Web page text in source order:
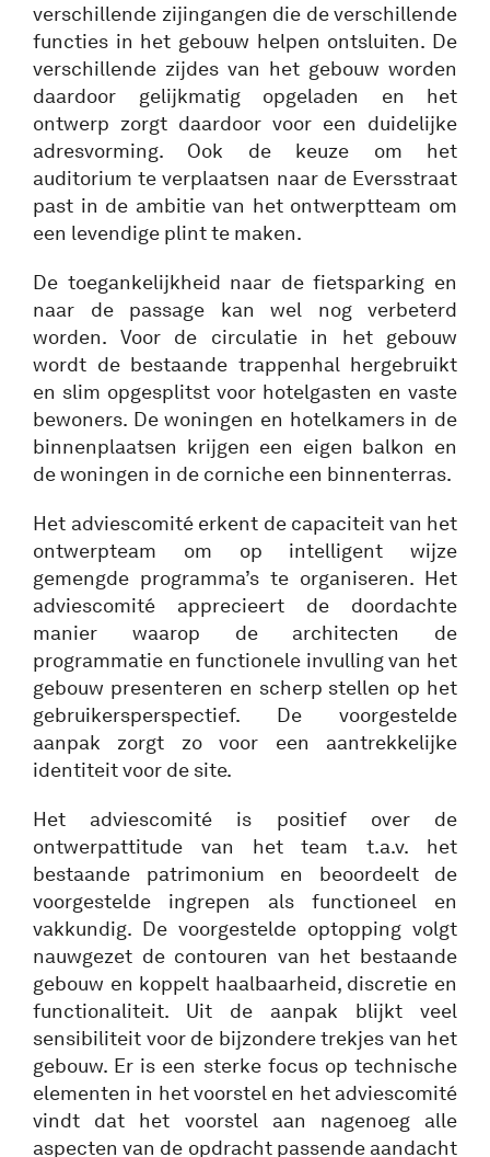
verschillende zijingangen die de verschillende
functies in het gebouw helpen ontsluiten. De
verschillende zijdes van het gebouw worden
daardoor gelijkmatig opgeladen en het
ontwerp zorgt daardoor voor een duidelijke
adresvorming. Ook de keuze om het
auditorium te verplaatsen naar de Eversstraat
past in de ambitie van het ontwerptteam om
een levendige plint te maken.
De toegankelijkheid naar de fietsparking en
naar de passage kan wel nog verbeterd
worden. Voor de circulatie in het gebouw
wordt de bestaande trappenhal hergebruikt
en slim opgesplitst voor hotelgasten en vaste
bewoners. De woningen en hotelkamers in de
binnenplaatsen krijgen een eigen balkon en
de woningen in de corniche een binnenterras.
Het adviescomité erkent de capaciteit van het
ontwerpteam om op intelligent wijze
gemengde programma’s te organiseren. Het
adviescomité apprecieert de doordachte
manier waarop de architecten de
programmatie en functionele invulling van het
gebouw presenteren en scherp stellen op het
gebruikersperspectief. De voorgestelde
aanpak zorgt zo voor een aantrekkelijke
identiteit voor de site.
Het adviescomité is positief over de
ontwerpattitude van het team t.a.v. het
bestaande patrimonium en beoordeelt de
voorgestelde ingrepen als functioneel en
vakkundig. De voorgestelde optopping volgt
nauwgezet de contouren van het bestaande
gebouw en koppelt haalbaarheid, discretie en
functionaliteit. Uit de aanpak blijkt veel
sensibiliteit voor de bijzondere trekjes van het
gebouw. Er is een sterke focus op technische
elementen in het voorstel en het adviescomité
vindt dat het voorstel aan nagenoeg alle
aspecten van de opdracht passende aandacht